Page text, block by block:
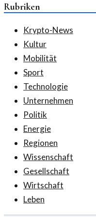
Rubriken
Krypto-News
Kultur
Mobilität
Sport
Technologie
Unternehmen
Politik
Energie
Regionen
Wissenschaft
Gesellschaft
Wirtschaft
Leben